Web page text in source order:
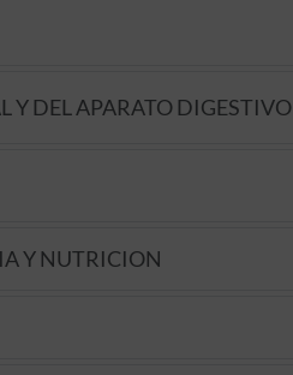
Y DEL APARATO DIGESTIVO
Y NUTRICION